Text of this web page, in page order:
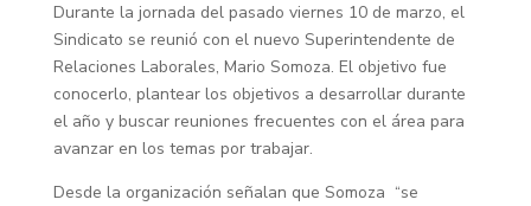
Durante la jornada del pasado viernes 10 de marzo, el
Sindicato se reunió con el nuevo Superintendente de
Relaciones Laborales, Mario Somoza. El objetivo fue
conocerlo, plantear los objetivos a desarrollar durante
el año y buscar reuniones frecuentes con el área para
avanzar en los temas por trabajar.
Desde la organización señalan que Somoza “se